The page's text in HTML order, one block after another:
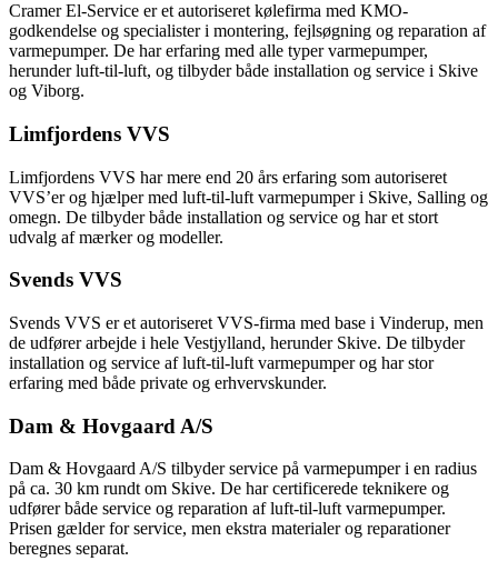
Cramer El-Service er et autoriseret kølefirma med KMO-
godkendelse og specialister i montering, fejlsøgning og reparation af
varmepumper. De har erfaring med alle typer varmepumper,
herunder luft-til-luft, og tilbyder både installation og service i Skive
og Viborg.
Limfjordens VVS
Limfjordens VVS har mere end 20 års erfaring som autoriseret
VVS’er og hjælper med luft-til-luft varmepumper i Skive, Salling og
omegn. De tilbyder både installation og service og har et stort
udvalg af mærker og modeller.
Svends VVS
Svends VVS er et autoriseret VVS-firma med base i Vinderup, men
de udfører arbejde i hele Vestjylland, herunder Skive. De tilbyder
installation og service af luft-til-luft varmepumper og har stor
erfaring med både private og erhvervskunder.
Dam & Hovgaard A/S
Dam & Hovgaard A/S tilbyder service på varmepumper i en radius
på ca. 30 km rundt om Skive. De har certificerede teknikere og
udfører både service og reparation af luft-til-luft varmepumper.
Prisen gælder for service, men ekstra materialer og reparationer
beregnes separat.